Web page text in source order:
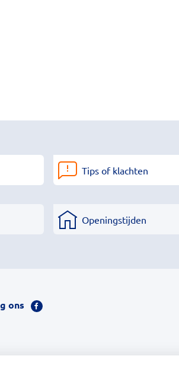
Tips of klachten
Openingstijden
ons
Bezoek